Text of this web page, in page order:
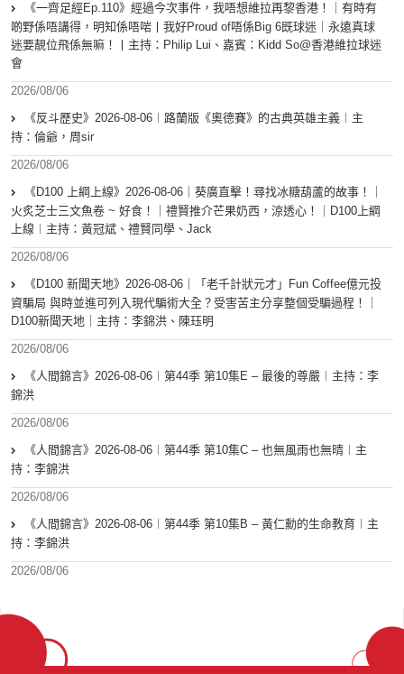
《一齊足經Ep.110》經過今次事件，我唔想維拉再黎香港！｜有時有
啲野係唔講得，明知係唔啱丨我好Proud of唔係Big 6既球迷｜永遠真球
迷要靚位飛係無嘛！丨主持：Philip Lui、嘉賓：Kidd So@香港維拉球迷
會
2026/08/06
《反斗歷史》2026-08-06︱路蘭版《奧德賽》的古典英雄主義︱主
持：倫爺，周sir
2026/08/06
《D100 上綱上線》2026-08-06｜葵廣直擊！尋找冰糖葫蘆的故事！｜
火炙芝士三文魚卷 ~ 好食！｜禮賢推介芒果奶西，涼透心！｜D100上綱
上線︱主持：黃冠斌、禮賢同學、Jack
2026/08/06
《D100 新聞天地》2026-08-06｜「老千計狀元才」Fun Coffee億元投
資騙局 與時並進可列入現代騙術大全？受害苦主分享整個受騙過程！｜
D100新聞天地｜主持：李錦洪、陳珏明
2026/08/06
《人間錦言》2026-08-06︱第44季 第10集E – 最後的尊嚴︱主持：李
錦洪
2026/08/06
《人間錦言》2026-08-06︱第44季 第10集C – 也無風雨也無晴︱主
持：李錦洪
2026/08/06
《人間錦言》2026-08-06︱第44季 第10集B – 黃仁勳的生命教育︱主
持：李錦洪
2026/08/06